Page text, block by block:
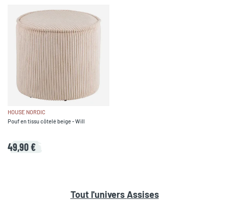
HOUSE NORDIC
Pouf en tissu côtelé beige - Will
49,90 €
Tout l'universAssises